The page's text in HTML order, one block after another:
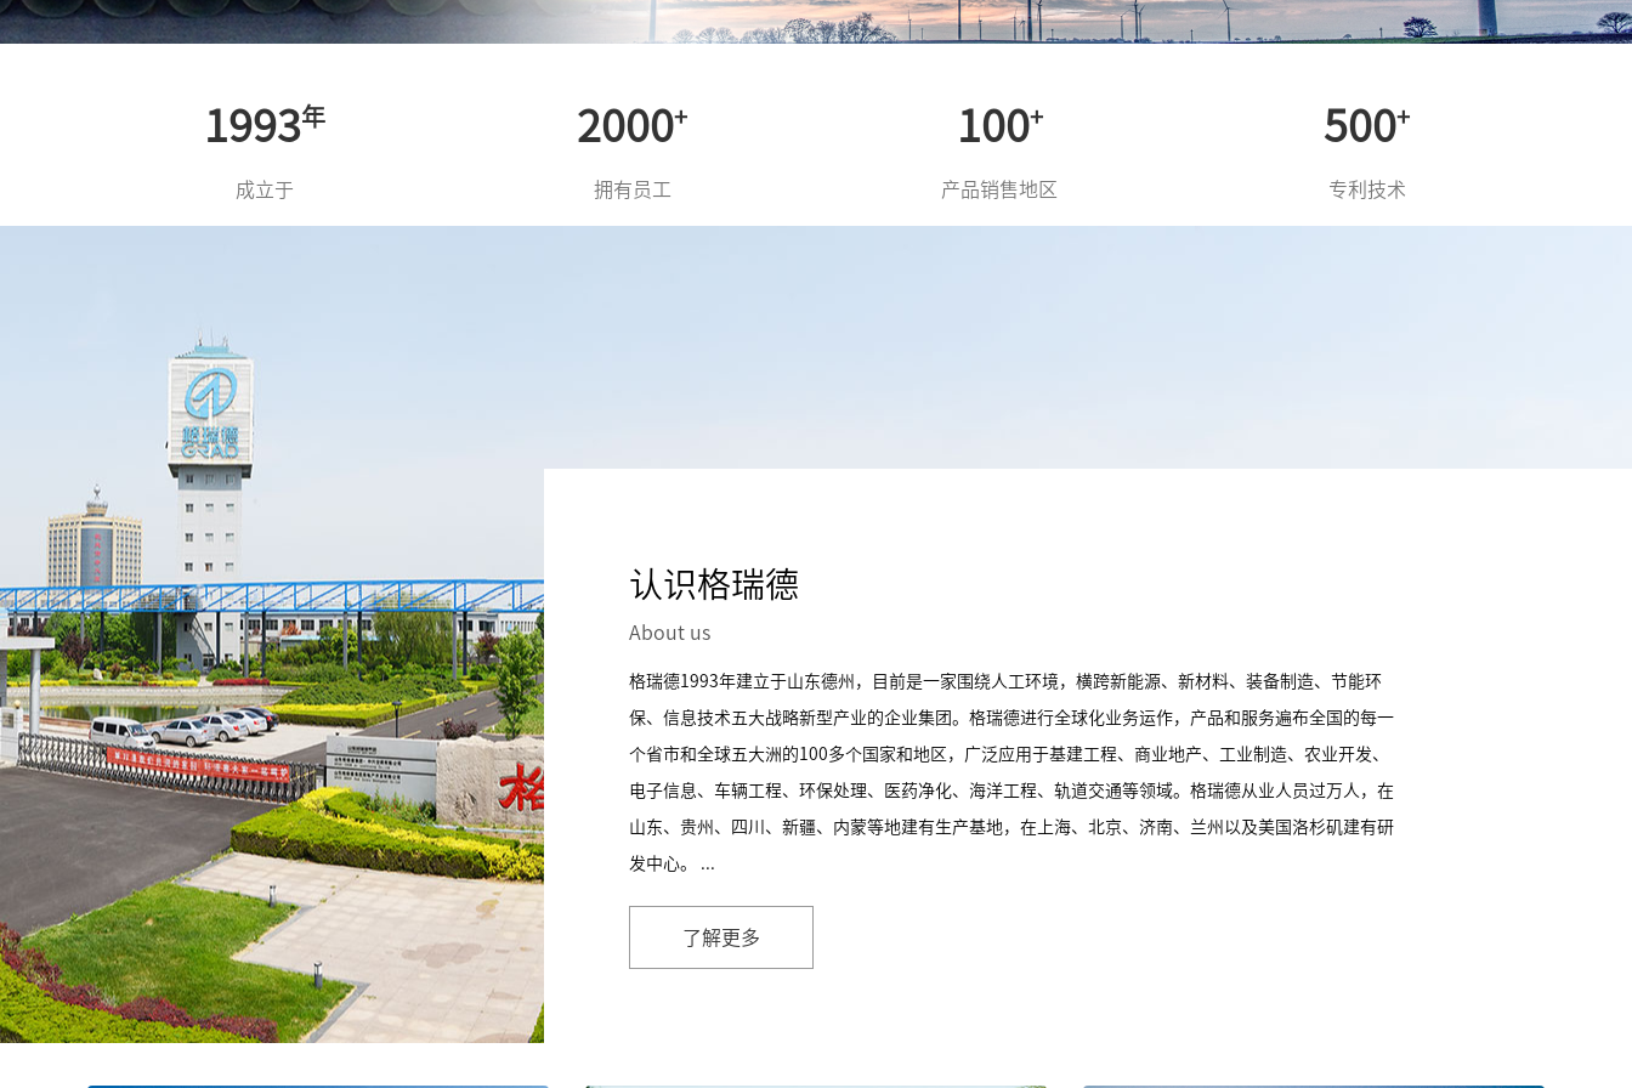
1993年
成立于
2000+
拥有员工
100+
产品销售地区
500+
专利技术
认识格瑞德
About us
格瑞德1993年建立于山东德州，目前是一家围绕人工环境，横跨新能源、新材料、装备制造、节能环
保、信息技术五大战略新型产业的企业集团。格瑞德进行全球化业务运作，产品和服务遍布全国的每一
个省市和全球五大洲的100多个国家和地区，广泛应用于基建工程、商业地产、工业制造、农业开发、
电子信息、车辆工程、环保处理、医药净化、海洋工程、轨道交通等领域。格瑞德从业人员过万人，在
山东、贵州、四川、新疆、内蒙等地建有生产基地，在上海、北京、济南、兰州以及美国洛杉矶建有研
发中心。 ...
了解更多